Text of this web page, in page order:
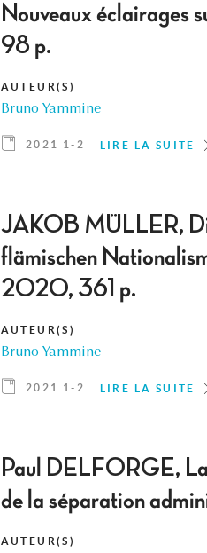
Nouveaux éclairages
98 p.
AUTEUR(S)
Bruno Yammine
2021 1-2 LIRE LA SUITE
JAKOB MÜLLER,
flämischen
2020, 361 p.
AUTEUR(S)
Bruno Yammine
2021 1-2 LIRE LA SUITE
Paul DELFORGE,
de la séparation
AUTEUR(S)